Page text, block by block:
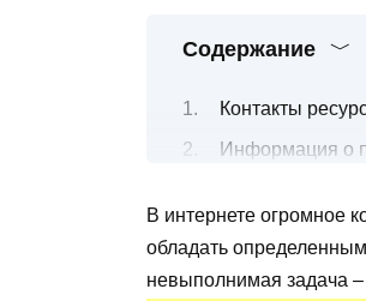
Содержание
Контакты
Информация о
Блогер Игорь
Преимущества
В интернете огромное
обладать
невыполнимая задача